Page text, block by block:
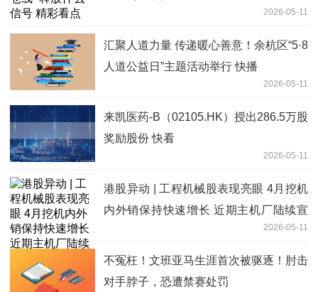
2026-05-11
汇聚人道力量 传递暖心善意！余杭区“5·8
人道公益日”主题活动举行 快播
2026-05-11
来凯医药-B（02105.HK）授出286.5万股
奖励股份 快看
2026-05-11
港股异动 | 工程机械股表现亮眼 4月挖机
内外销保持快速增长 近期主机厂陆续宣
2026-05-11
不冤枉！文班亚马生涯首次被驱逐！肘击
对手脖子，恐遭禁赛处罚